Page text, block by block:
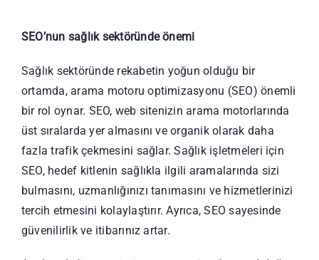
SEO’nun sağlık sektöründe önemi
Sağlık sektöründe rekabetin yoğun olduğu bir
ortamda, arama motoru optimizasyonu (SEO) önemli
bir rol oynar. SEO, web sitenizin arama motorlarında
üst sıralarda yer almasını ve organik olarak daha
fazla trafik çekmesini sağlar. Sağlık işletmeleri için
SEO, hedef kitlenin sağlıkla ilgili aramalarında sizi
bulmasını, uzmanlığınızı tanımasını ve hizmetlerinizi
tercih etmesini kolaylaştırır. Ayrıca, SEO sayesinde
güvenilirlik ve itibarınız artar.